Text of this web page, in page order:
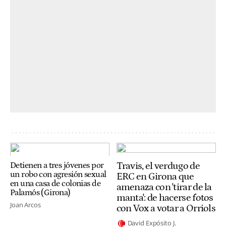
Detienen a tres jóvenes por
un robo con agresión sexual
en una casa de colonias de
Palamós (Girona)
Joan Arcos
Travis, el verdugo de
ERC en Girona que
amenaza con 'tirar de la
manta': de hacerse fotos
con Vox a votar a Orriols
David Expósito J.